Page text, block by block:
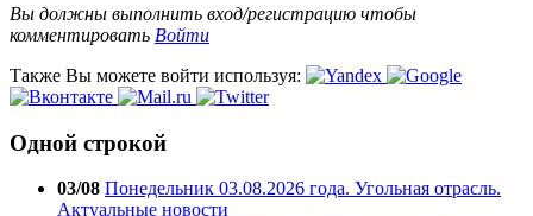
Вы должны выполнить вход/регистрацию чтобы
комментировать Войти
Также Вы можете войти используя:
Одной строкой
03/08 Понедельник 03.08.2026 года. Угольная отрасль.
Актуальные новости